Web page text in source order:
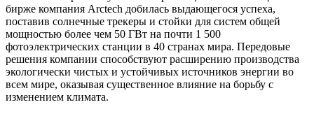
бирже компания Arctech добилась выдающегося успеха,
поставив солнечные трекеры и стойки для систем общей
мощностью более чем 50 ГВт на почти 1 500
фотоэлектрических станции в 40 странах мира. Передовые
решения компании способствуют расширению производства
экологически чистых и устойчивых источников энергии во
всем мире, оказывая существенное влияние на борьбу с
изменением климата.